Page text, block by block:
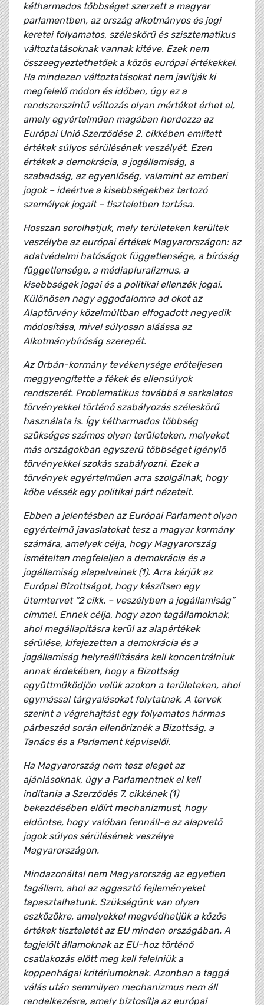
kétharmados többséget szerzett a magyar
parlamentben, az ország alkotmányos és jogi
keretei folyamatos, széleskörű és szisztematikus
változtatásoknak vannak kitéve. Ezek nem
összeegyeztethetőek a közös európai értékekkel.
Ha mindezen változtatásokat nem javítják ki
megfelelő módon és időben, úgy ez a
rendszerszintű változás olyan mértéket érhet el,
amely egyértelműen magában hordozza az
Európai Unió Szerződése 2. cikkében említett
értékek súlyos sérülésének veszélyét. Ezen
értékek a demokrácia, a jogállamiság, a
szabadság, az egyenlőség, valamint az emberi
jogok – ideértve a kisebbségekhez tartozó
személyek jogait – tiszteletben tartása.
Hosszan sorolhatjuk, mely területeken kerültek
veszélybe az európai értékek Magyarországon: az
adatvédelmi hatóságok függetlensége, a bíróság
függetlensége, a médiapluralizmus, a
kisebbségek jogai és a politikai ellenzék jogai.
Különösen nagy aggodalomra ad okot az
Alaptörvény közelmúltban elfogadott negyedik
módosítása, mivel súlyosan aláássa az
Alkotmánybíróság szerepét.
Az Orbán-kormány tevékenysége erőteljesen
meggyengítette a fékek és ellensúlyok
rendszerét. Problematikus továbbá a sarkalatos
törvényekkel történő szabályozás széleskörű
használata is. Így kétharmados többség
szükséges számos olyan területeken, melyeket
más országokban egyszerű többséget igénylő
törvényekkel szokás szabályozni. Ezek a
törvények egyértelműen arra szolgálnak, hogy
kőbe véssék egy politikai párt nézeteit.
Ebben a jelentésben az Európai Parlament olyan
egyértelmű javaslatokat tesz a magyar kormány
számára, amelyek célja, hogy Magyarország
ismételten megfeleljen a demokrácia és a
jogállamiság alapelveinek (1). Arra kérjük az
Európai Bizottságot, hogy készítsen egy
ütemtervet “2 cikk. – veszélyben a jogállamiság”
címmel. Ennek célja, hogy azon tagállamoknak,
ahol megállapításra kerül az alapértékek
sérülése, kifejezetten a demokrácia és a
jogállamiság helyreállítására kell koncentrálniuk
annak érdekében, hogy a Bizottság
együttműködjön velük azokon a területeken, ahol
egymással tárgyalásokat folytatnak. A tervek
szerint a végrehajtást egy folyamatos hármas
párbeszéd során ellenőriznék a Bizottság, a
Tanács és a Parlament képviselői.
Ha Magyarország nem tesz eleget az
ajánlásoknak, úgy a Parlamentnek el kell
indítania a Szerződés 7. cikkének (1)
bekezdésében előírt mechanizmust, hogy
eldöntse, hogy valóban fennáll-e az alapvető
jogok súlyos sérülésének veszélye
Magyarországon.
Mindazonáltal nem Magyarország az egyetlen
tagállam, ahol az aggasztó fejleményeket
tapasztalhatunk. Szükségünk van olyan
eszközökre, amelyekkel megvédhetjük a közös
értékek tiszteletét az EU minden országában. A
tagjelölt államoknak az EU-hoz történő
csatlakozás előtt meg kell felelniük a
koppenhágai kritériumoknak. Azonban a taggá
válás után semmilyen mechanizmus nem áll
rendelkezésre, amely biztosítja az európai